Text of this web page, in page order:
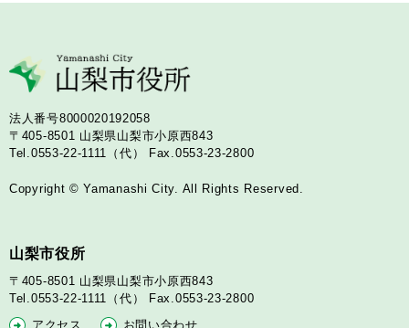
法人番号8000020192058
〒405-8501 山梨県山梨市小原西843
Tel.0553-22-1111（代）
Fax.0553-23-2800
Copyright © Yamanashi City. All Rights Reserved.
山梨市役所
〒405-8501 山梨県山梨市小原西843
Tel.0553-22-1111（代）
Fax.0553-23-2800
アクセス
お問い合わせ